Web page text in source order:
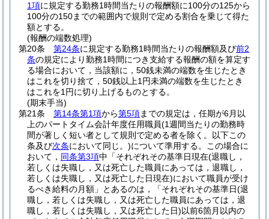
1項に規定する勤務1時間当たりの報酬額に100分の125から
100分の150までの範囲内で規則で定める割合を乗じて得た
額とする。
(報酬の端数処理)
第20条
第24条に規定する勤務1時間当たりの報酬額及び前2
条の規定により勤務1時間につき支給する報酬の額を算定す
る場合において，当該額に，50銭未満の端数を生じたとき
はこれを切り捨て，50銭以上1円未満の端数を生じたとき
はこれを1円に切り上げるものとする。
(期末手当)
第21条
第14条第1項から第5項までの規定は，任期が6月以
上のパートタイム会計年度任用職員(1週間当たりの勤務時
間が著しく短い者として規則で定める者を除く。以下この
条及び次条において同じ。)について準用する。
この場合に
おいて， 同条第3項中「それぞれその基準日現在(退職し，
若しくは失職し，又は死亡した職員にあっては，退職し，
若しくは失職し，又は死亡した日現在)において職員が受け
るべき給料の月額」とあるのは，「それぞれその基準日(退
職し，若しくは失職し，又は死亡した職員にあっては，退
職し，若しくは失職し，又は死亡した日)以前6箇月以内の